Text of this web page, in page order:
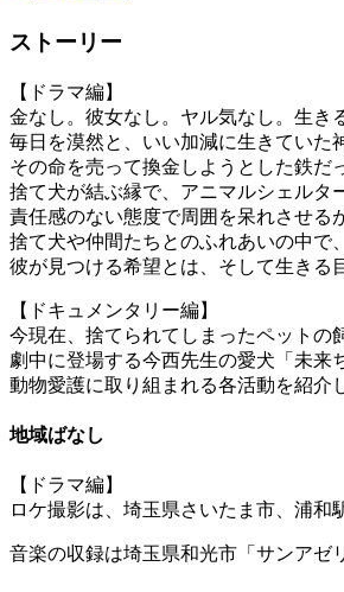
ストーリー
【ドラマ編】
金なし。彼女なし。ヤル気なし。生き
毎日を漠然と、いい加減に生きていた
その命を売って換金しようとした鉄だ
捨て犬が結ぶ縁で、アニマルシェルタ
責任感のない態度で周囲を呆れさせる
捨て犬や仲間たちとのふれあいの中で
彼が見つける希望とは、そして生きる
【ドキュメンタリー編】
今現在、捨てられてしまったペットの
劇中に登場する今西先生の愛犬「未来
動物愛護に取り組まれる各活動を紹介
地域ばなし
【ドラマ編】
ロケ撮影は、埼玉県さいたま市、浦和
音楽の収録は埼玉県和光市「サンアゼ